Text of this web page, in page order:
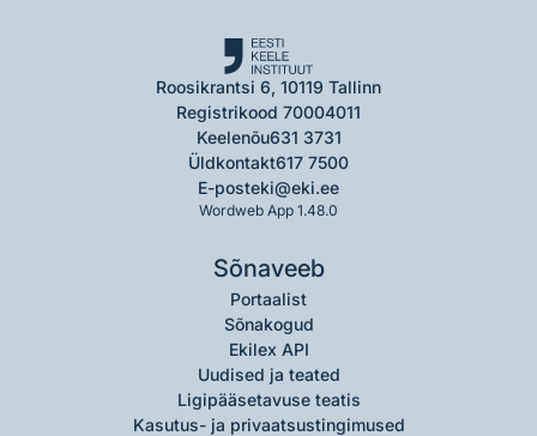
Roosikrantsi 6, 10119 Tallinn
Registrikood 70004011
Keelenõu631 3731
Üldkontakt617 7500
E-posteki@eki.ee
Wordweb App 1.48.0
Sõnaveeb
Portaalist
Sõnakogud
Ekilex API
Uudised ja teated
Ligipääsetavuse teatis
Kasutus- ja privaatsustingimused